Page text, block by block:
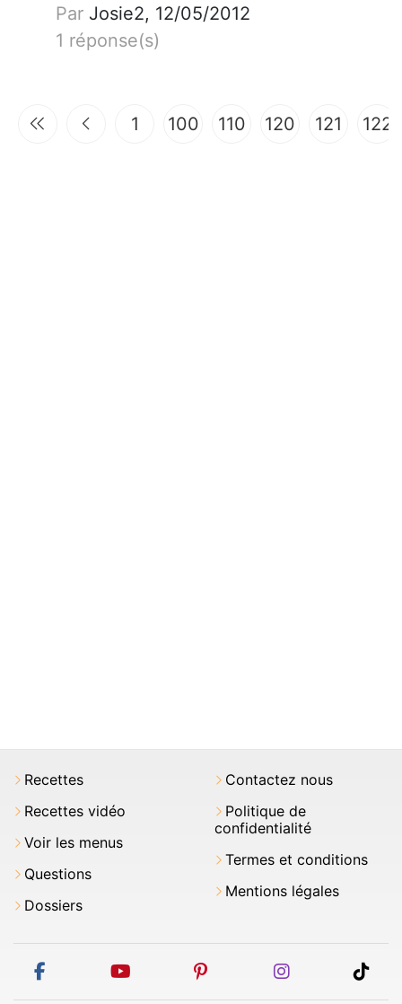
Par Josie2, 12/05/2012
1 réponse(s)
1 100 110 120 121 122
Recettes
Recettes vidéo
Voir les menus
Questions
Dossiers
Contactez nous
Politique de
confidentialité
Termes et conditions
Mentions légales
facebook youtube pinterest instagram